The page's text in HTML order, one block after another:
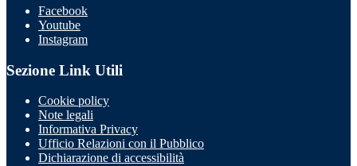
Facebook
Youtube
Instagram
Sezione Link Utili
Cookie policy
Note legali
Informativa Privacy
Ufficio Relazioni con il Pubblico
Dichiarazione di accessibilità